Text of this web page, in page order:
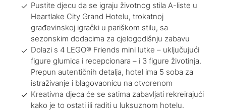
Pustite djecu da se igraju životnog stila A-liste u
Heartlake City Grand Hotelu, trokatnoj
građevinskoj igrački u pariškom stilu, sa
sezonskim dodacima za cjelogodišnju zabavu
Dolazi s 4 LEGO® Friends mini lutke – uključujući
figure glumica i recepcionara – i 3 figure životinja.
Prepun autentičnih detalja, hotel ima 5 soba za
istraživanje i blagovaonicu na otvorenom
Kreativna djeca će se satima zabavljati rekreirajući
kako je to ostati ili raditi u luksuznom hotelu.